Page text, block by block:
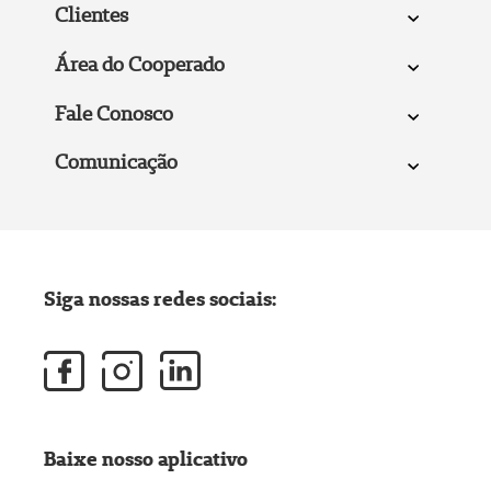
Clientes
Área do Cooperado
Fale Conosco
Comunicação
Siga nossas redes sociais:
Baixe nosso aplicativo